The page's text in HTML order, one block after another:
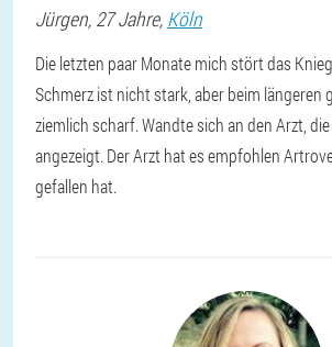
Jürgen, 27 Jahre, Köln
Die letzten paar Monate mich stört das
Schmerz ist nicht stark, aber beim längeren
ziemlich scharf. Wandte sich an den Arzt,
angezeigt. Der Arzt hat es empfohlen
gefallen hat.